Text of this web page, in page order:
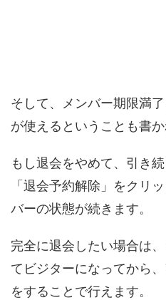
そして、メンバー期限満
が使えるということも書か
もし退会をやめて、引き
「退会予約解除」をクリ
バーの状態が続きます。
完全に退会したい場合は
てビジターになってから
をすることで行えます。